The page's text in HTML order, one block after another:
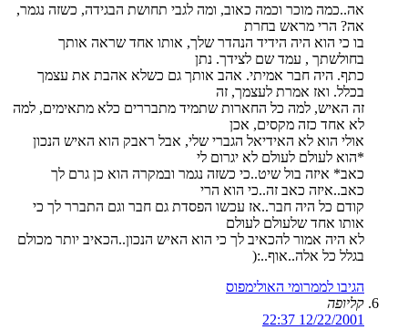
אה..כמה מוכר וכמה כאוב, ומה לגבי תחושת הבגידה, כשזה נגמר,
אה? הרי מראש בחרת
בו כי הוא היה הידיד הנהדר שלך, אותו אחד שראה אותך
בחולשתך , עמד שם לצידך. נתן
כתף. היה חבר אמיתי. אהב אותך גם כשלא אהבת את עצמך
בכלל. ואז אמרת לעצמך, זה
זה האיש, למה כל החארות שתמיד מתבררים כלא מתאימים, למה
לא אחד כזה מקסים, אכן
אולי הוא לא האידיאל הגברי שלי, אבל ראבק הוא האיש הנכון
*הוא לעולם לעולם לא יגרום לי
כאב* איזה בול שיט..כי כשזה נגמר ובמקרה הוא כן גרם לך
כאב..איזה כאב זה..כי הוא הרי
קודם כל היה חבר..אז עכשו הפסדת גם חבר וגם התברר לך כי
אותו אחד שלעולם לעולם
לא היה אמור להכאיב לך כי הוא האיש הנכון..הכאיב יותר מכולם
בגלל כל אלה..אוף..:(
הגיבו לממרומי האולימפוס
קליופה
12/22/2001 22:37